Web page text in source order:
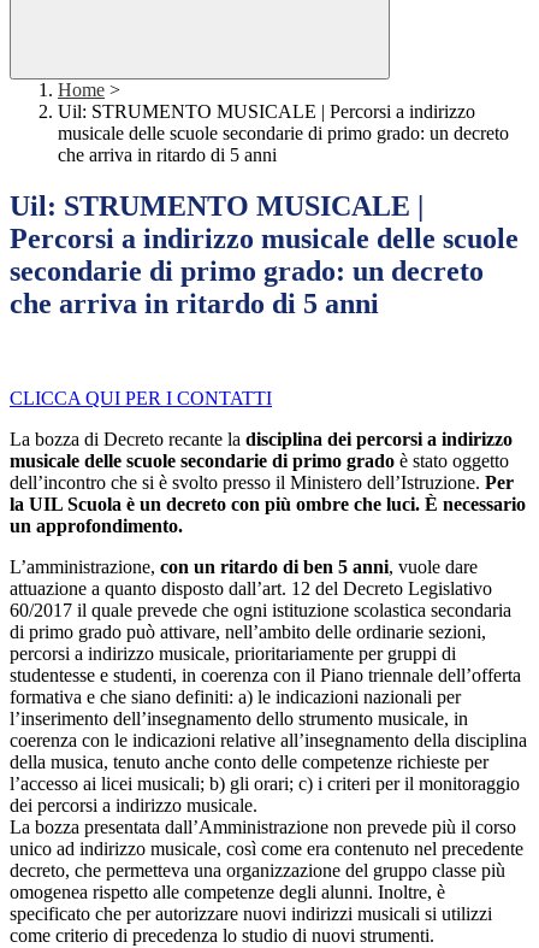
Home >
Uil: STRUMENTO MUSICALE | Percorsi a indirizzo
musicale delle scuole secondarie di primo grado: un decreto
che arriva in ritardo di 5 anni
Uil: STRUMENTO MUSICALE |
Percorsi a indirizzo musicale delle scuole
secondarie di primo grado: un decreto
che arriva in ritardo di 5 anni
CLICCA QUI PER I CONTATTI
La bozza di Decreto recante la disciplina dei percorsi a indirizzo
musicale delle scuole secondarie di primo grado è stato oggetto
dell’incontro che si è svolto presso il Ministero dell’Istruzione. Per
la UIL Scuola è un decreto con più ombre che luci. È necessario
un approfondimento.
L’amministrazione, con un ritardo di ben 5 anni, vuole dare
attuazione a quanto disposto dall’art. 12 del Decreto Legislativo
60/2017 il quale prevede che ogni istituzione scolastica secondaria
di primo grado può attivare, nell’ambito delle ordinarie sezioni,
percorsi a indirizzo musicale, prioritariamente per gruppi di
studentesse e studenti, in coerenza con il Piano triennale dell’offerta
formativa e che siano definiti: a) le indicazioni nazionali per
l’inserimento dell’insegnamento dello strumento musicale, in
coerenza con le indicazioni relative all’insegnamento della disciplina
della musica, tenuto anche conto delle competenze richieste per
l’accesso ai licei musicali; b) gli orari; c) i criteri per il monitoraggio
dei percorsi a indirizzo musicale.
La bozza presentata dall’Amministrazione non prevede più il corso
unico ad indirizzo musicale, così come era contenuto nel precedente
decreto, che permetteva una organizzazione del gruppo classe più
omogenea rispetto alle competenze degli alunni. Inoltre, è
specificato che per autorizzare nuovi indirizzi musicali si utilizzi
come criterio di precedenza lo studio di nuovi strumenti.